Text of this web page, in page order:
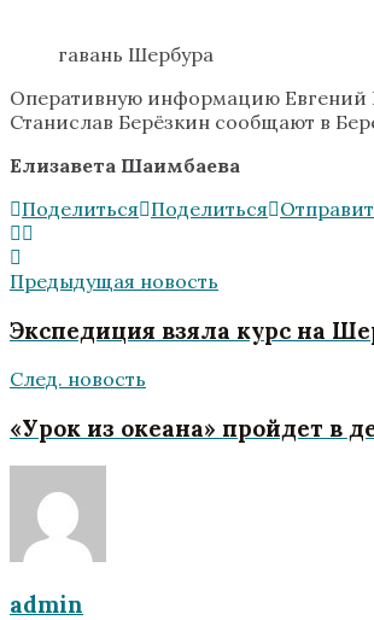
гавань Шербура
Оперативную информацию Евгений
Станислав Берёзкин сообщают в
Елизавета Шаимбаева
Поделиться Поделиться
Предыдущая новость
Экспедиция взяла курс на
След. новость
«Урок из океана» пройдет в
admin